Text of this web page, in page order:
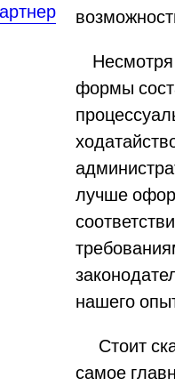
Несмотря
формы
лучше
нашего
Стоит
самое